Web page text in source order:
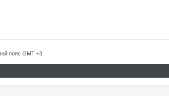
пояс GMT +3.